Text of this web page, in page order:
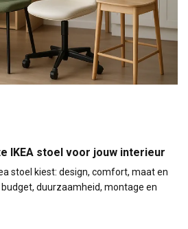
IKEA stoel voor jouw interieur
stoel kiest: design, comfort, maat en
duurzaamheid, montage en